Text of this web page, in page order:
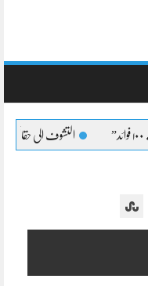
التشوف الی حقائق التصوف